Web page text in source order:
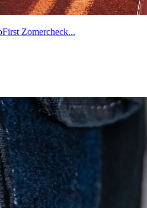
Zomercheck...